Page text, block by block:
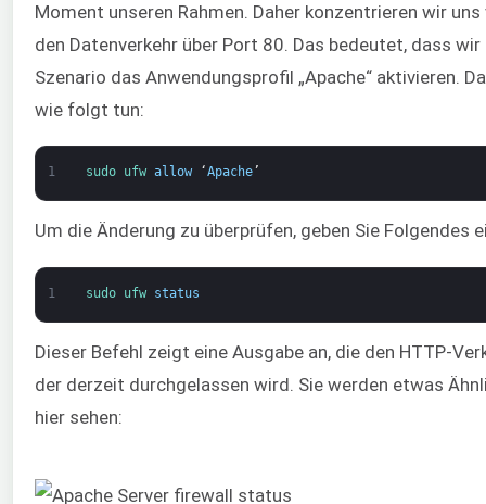
Moment unseren Rahmen. Daher konzentrieren wir
den Datenverkehr über Port 80. Das bedeutet, dass
Szenario das Anwendungsprofil „Apache“ aktivieren.
wie folgt tun:
1 sudo ufw allow ‘Apache’
Um die Änderung zu überprüfen, geben Sie Folgendes
1 sudo ufw status
Dieser Befehl zeigt eine Ausgabe an, die den HTTP-
der derzeit durchgelassen wird. Sie werden etwas
hier sehen: